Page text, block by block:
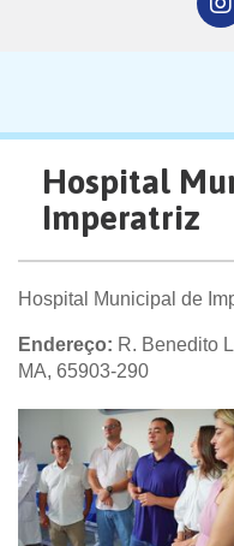
Hospital
Imperatriz
Hospital Municipal de
Endereço: R. Benedito
MA, 65903-290